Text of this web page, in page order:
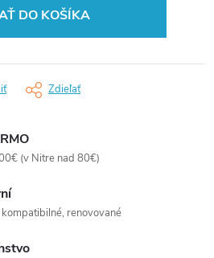
DO KOŠÍKA
Zdieľať
(v Nitre nad 80€)
renovované